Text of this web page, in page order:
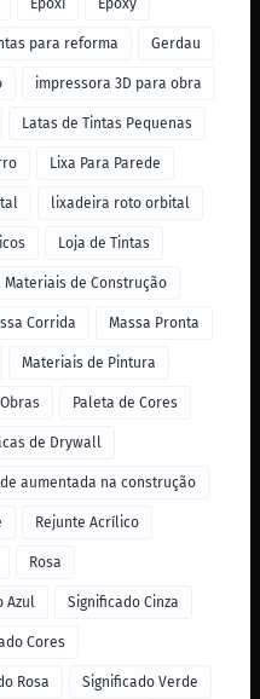
Epoxi Epoxy
para reforma Gerdau
impressora 3D para obra
Latas de Tintas Pequenas
Lixa Para Parede
lixadeira roto orbital
Loja de Tintas
Materiais de Construção
Corrida Massa Pronta
Materiais de Pintura
Obras Paleta de Cores
de Drywall
aumentada na construção
Rejunte Acrílico
Rosa
Azul Significado Cinza
Cores
Rosa Significado Verde